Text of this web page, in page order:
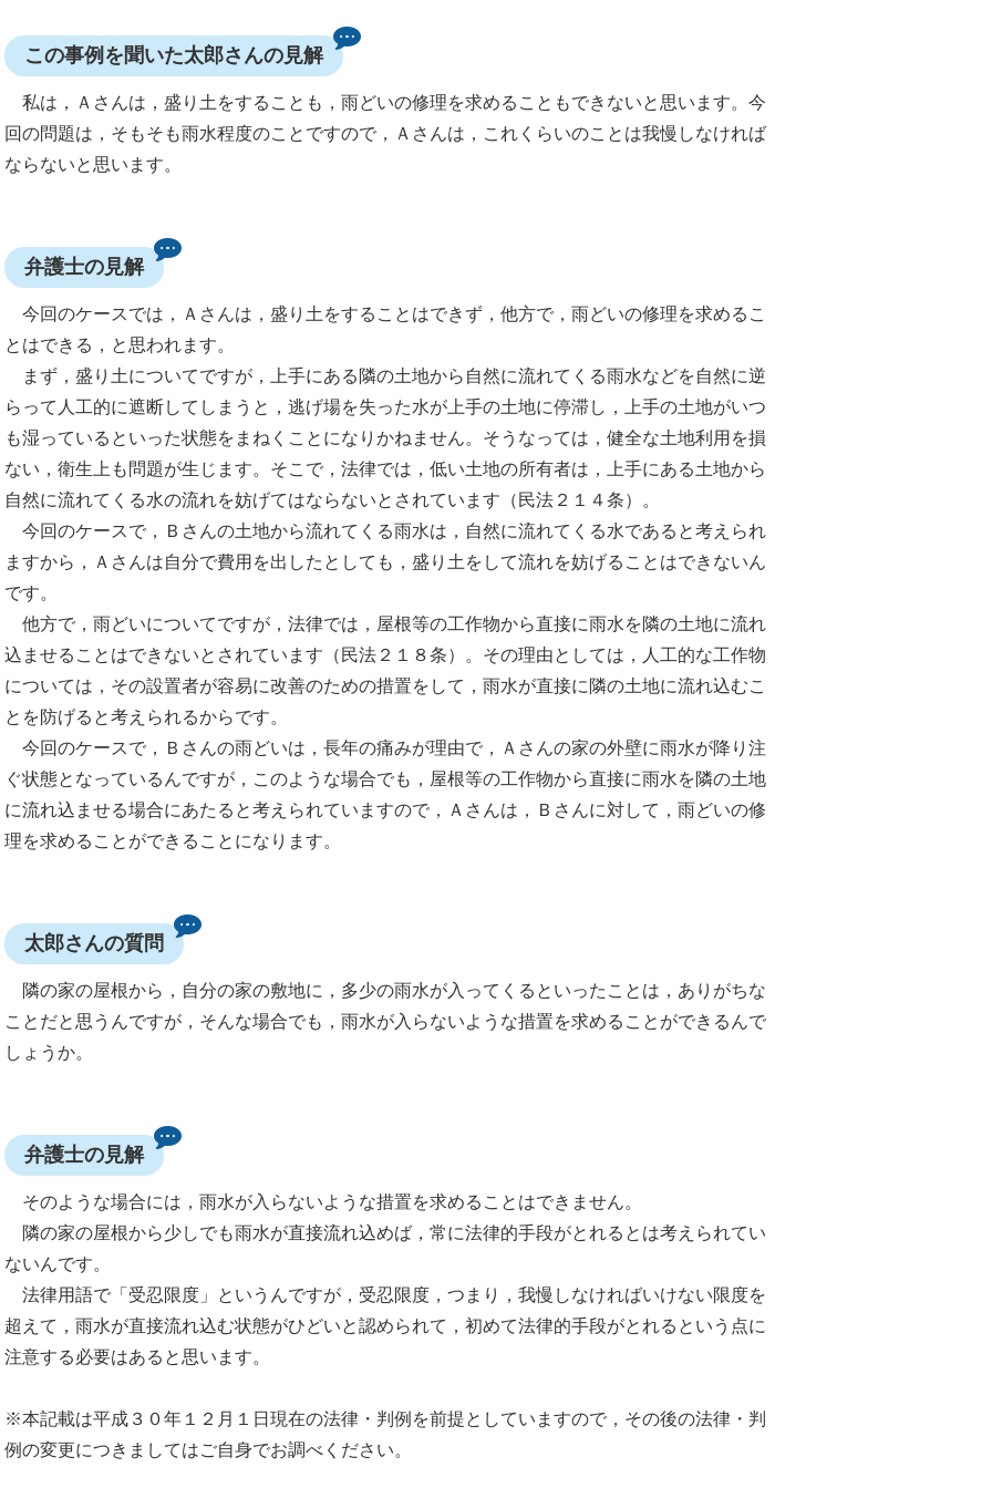
この事例を聞いた太郎さんの見解
私は，Ａさんは，盛り土をすることも，雨どいの修理を求めることもできないと思います。今
回の問題は，そもそも雨水程度のことですので，Ａさんは，これくらいのことは我慢しなければ
ならないと思います。
弁護士の見解
今回のケースでは，Ａさんは，盛り土をすることはできず，他方で，雨どいの修理を求めるこ
とはできる，と思われます。
まず，盛り土についてですが，上手にある隣の土地から自然に流れてくる雨水などを自然に逆
らって人工的に遮断してしまうと，逃げ場を失った水が上手の土地に停滞し，上手の土地がいつ
も湿っているといった状態をまねくことになりかねません。そうなっては，健全な土地利用を損
ない，衛生上も問題が生じます。そこで，法律では，低い土地の所有者は，上手にある土地から
自然に流れてくる水の流れを妨げてはならないとされています（民法２１４条）。
今回のケースで，Ｂさんの土地から流れてくる雨水は，自然に流れてくる水であると考えられ
ますから，Ａさんは自分で費用を出したとしても，盛り土をして流れを妨げることはできないん
です。
他方で，雨どいについてですが，法律では，屋根等の工作物から直接に雨水を隣の土地に流れ
込ませることはできないとされています（民法２１８条）。その理由としては，人工的な工作物
については，その設置者が容易に改善のための措置をして，雨水が直接に隣の土地に流れ込むこ
とを防げると考えられるからです。
今回のケースで，Ｂさんの雨どいは，長年の痛みが理由で，Ａさんの家の外壁に雨水が降り注
ぐ状態となっているんですが，このような場合でも，屋根等の工作物から直接に雨水を隣の土地
に流れ込ませる場合にあたると考えられていますので，Ａさんは，Ｂさんに対して，雨どいの修
理を求めることができることになります。
太郎さんの質問
隣の家の屋根から，自分の家の敷地に，多少の雨水が入ってくるといったことは，ありがちな
ことだと思うんですが，そんな場合でも，雨水が入らないような措置を求めることができるんで
しょうか。
弁護士の見解
そのような場合には，雨水が入らないような措置を求めることはできません。
隣の家の屋根から少しでも雨水が直接流れ込めば，常に法律的手段がとれるとは考えられてい
ないんです。
法律用語で「受忍限度」というんですが，受忍限度，つまり，我慢しなければいけない限度を
超えて，雨水が直接流れ込む状態がひどいと認められて，初めて法律的手段がとれるという点に
注意する必要はあると思います。
※本記載は平成３０年１２月１日現在の法律・判例を前提としていますので，その後の法律・判
例の変更につきましてはご自身でお調べください。